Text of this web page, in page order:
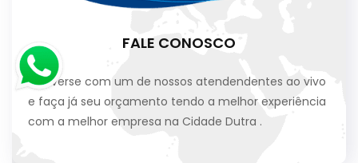
FALE CONOSCO
Converse com um de nossos atendendentes ao vivo
e faça já seu orçamento tendo a melhor experiência
com a melhor empresa na Cidade Dutra .